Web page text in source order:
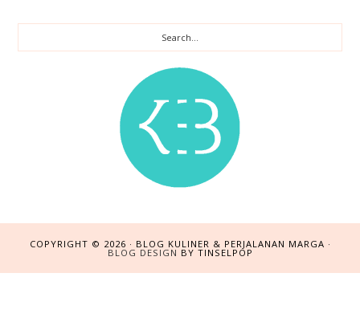
r
S
a
COPYRIGHT © 2026 · BLOG KULINER & PERJALANAN MARGA ·
BLOG DESIGN BY TINSELPOP